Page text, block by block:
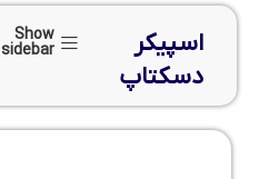
اسپیکر
دسکتاپ
Show
sidebar